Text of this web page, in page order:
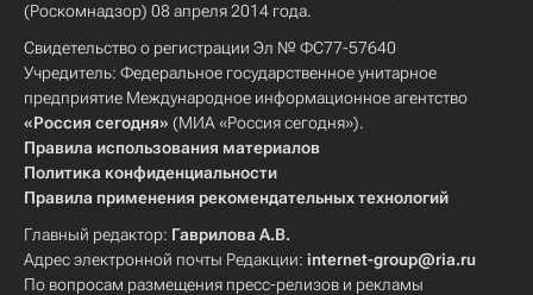
(Роскомнадзор) 08 апреля 2014 года.
Свидетельство о регистрации Эл № ФС77-57640
Учредитель: Федеральное государственное унитарное
предприятие Международное информационное агентство
«Россия сегодня» (МИА «Россия сегодня»).
Правила использования материалов
Политика конфиденциальности
Правила применения рекомендательных технологий
Главный редактор: Гаврилова А.В.
Адрес электронной почты Редакции: internet-group@ria.ru
По вопросам размещения пресс-релизов и рекламы